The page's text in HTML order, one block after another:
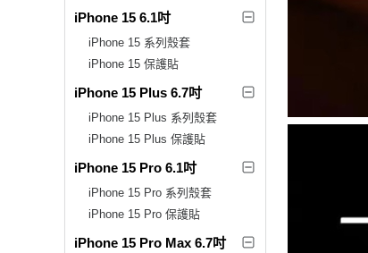
iPhone 15 6.1吋
iPhone 15 系列殼套
iPhone 15 保護貼
iPhone 15 Plus 6.7吋
iPhone 15 Plus 系列殼套
iPhone 15 Plus 保護貼
iPhone 15 Pro 6.1吋
iPhone 15 Pro 系列殼套
iPhone 15 Pro 保護貼
iPhone 15 Pro Max 6.7吋